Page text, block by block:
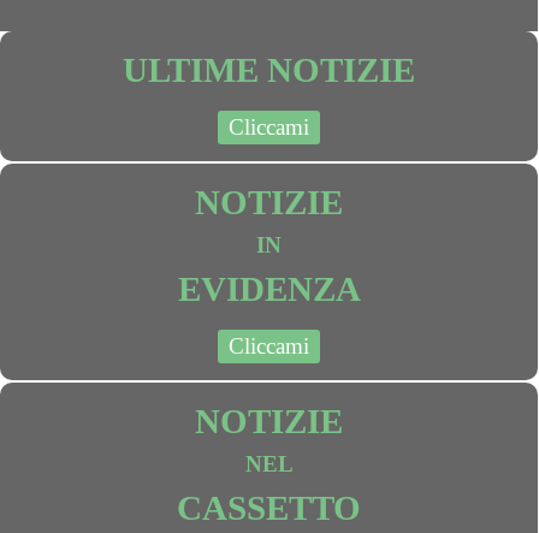
ULTIME NOTIZIE
Cliccami
NOTIZIE
IN
EVIDENZA
Cliccami
NOTIZIE
NEL
CASSETTO